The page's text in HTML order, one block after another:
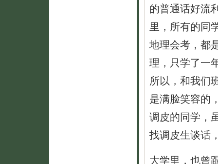
的普通话好流
里，所有的同
地理会考，都
理，只学了一
所以，和我们
是满脸笑容的
调皮的同学，
找调皮生谈话
大学里，也曾